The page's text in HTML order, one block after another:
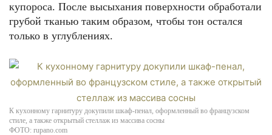
купороса. После высыхания поверхности обработали
грубой тканью таким образом, чтобы тон остался
только в углублениях.
К кухонному гарнитуру докупили шкаф-пенал, оформленный во французском
стиле, а также открытый стеллаж из массива сосны
ФОТО: rupano.com